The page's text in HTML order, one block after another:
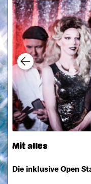
Mit alles
Die inklusive Open